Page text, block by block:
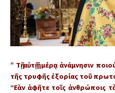
” Τῇ αὐτῇ ἡμέρᾳ ἀνάμνησιν
τῆς τρυφῆς ἐξορίας τοῦ
“Εὰν ἀφῆτε τοῖς ἀνθρώποις